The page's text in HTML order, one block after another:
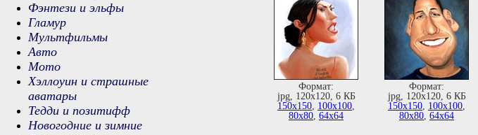
Формат:
jpg, 120х120, 6 КБ
150х150, 100х100,
80х80, 64х64
Формат:
jpg, 120х120, 6 КБ
150х150, 100х100,
80х80, 64х64
Фэнтези и эльфы
Гламур
Мультфильмы
Авто
Мото
Хэллоуин и страшные
аватары
Тедди и позитифф
Новогодние и зимние